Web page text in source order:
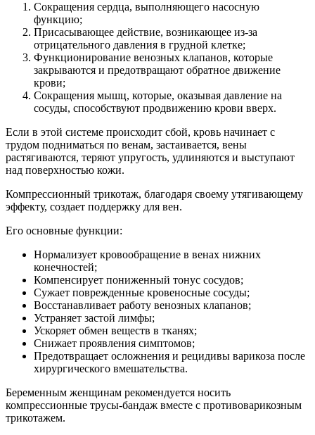
Сокращения сердца, выполняющего насосную
функцию;
Присасывающее действие, возникающее из-за
отрицательного давления в грудной клетке;
Функционирование венозных клапанов, которые
закрываются и предотвращают обратное движение
крови;
Сокращения мышц, которые, оказывая давление на
сосуды, способствуют продвижению крови вверх.
Если в этой системе происходит сбой, кровь начинает с
трудом подниматься по венам, застаивается, вены
растягиваются, теряют упругость, удлиняются и выступают
над поверхностью кожи.
Компрессионный трикотаж, благодаря своему утягивающему
эффекту, создает поддержку для вен.
Его основные функции:
Нормализует кровообращение в венах нижних
конечностей;
Компенсирует пониженный тонус сосудов;
Сужает поврежденные кровеносные сосуды;
Восстанавливает работу венозных клапанов;
Устраняет застой лимфы;
Ускоряет обмен веществ в тканях;
Снижает проявления симптомов;
Предотвращает осложнения и рецидивы варикоза после
хирургического вмешательства.
Беременным женщинам рекомендуется носить
компрессионные трусы-бандаж вместе с противоварикозным
трикотажем.